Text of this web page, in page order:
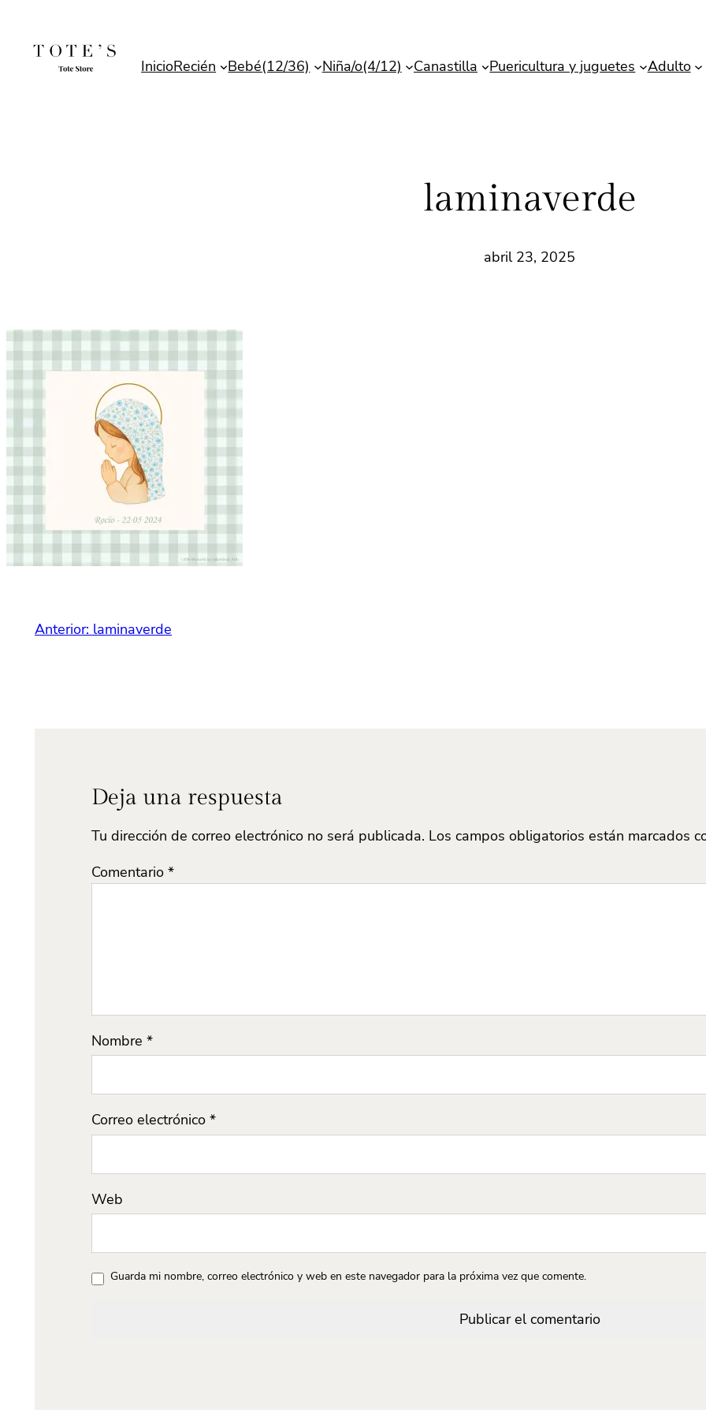
contenido
InicioRecién Bebé(12/36) Niña/o(4/12) Canastilla Puericultura y juguetes Adulto
laminaverde
abril 23, 2025
Anterior: laminaverde
Deja una respuesta
Tu dirección de correo electrónico no será publicada. Los campos obligatorios están marcados
Comentario *
Nombre *
Correo electrónico *
Web
Guarda mi nombre, correo electrónico y web en este navegador para la próxima vez que comente.